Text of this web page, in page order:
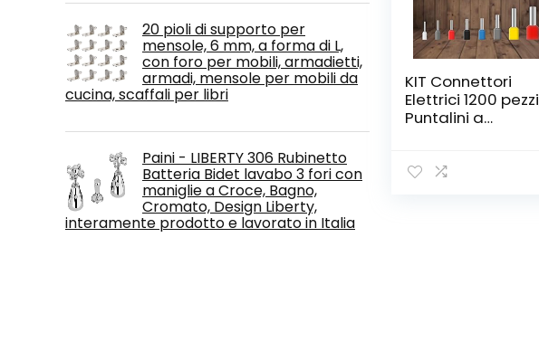
20 pioli di supporto per
mensole, 6 mm, a forma di L,
con foro per mobili, armadietti,
armadi, mensole per mobili da
cucina, scaffali per libri
Paini - LIBERTY 306 Rubinetto
Batteria Bidet lavabo 3 fori con
maniglie a Croce, Bagno,
Cromato, Design Liberty,
interamente prodotto e lavorato in Italia
KIT Connettori
Elettrici 1200
Puntalini a
dimensioni 0,25-